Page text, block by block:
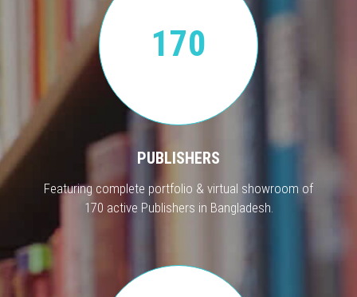
170
PUBLISHERS
Featuring complete portfolio & virtual showroom of
170 active Publishers in Bangladesh.